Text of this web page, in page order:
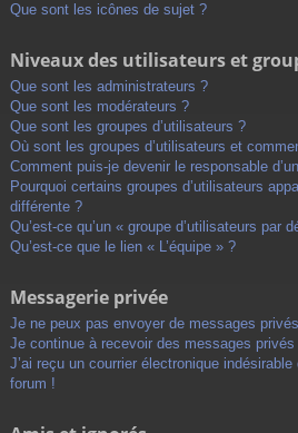
Que sont les icônes de sujet ?
Niveaux des utilisateurs et
Que sont les administrateurs ?
Que sont les modérateurs ?
Que sont les groupes d’utilisateurs ?
Où sont les groupes d’utilisateurs et
Comment puis-je devenir le responsable
Pourquoi certains groupes d’utilisateurs
différente ?
Qu’est-ce qu’un « groupe d’utilisateurs par
Qu’est-ce que le lien « L’équipe » ?
Messagerie privée
Je ne peux pas envoyer de messages
Je continue à recevoir des messages
J’ai reçu un courrier électronique
forum !